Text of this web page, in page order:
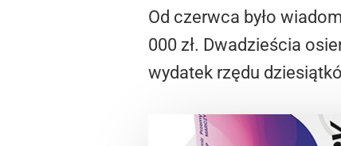
Od czerwca było
000 zł. Dwadzieścia
wydatek rzędu